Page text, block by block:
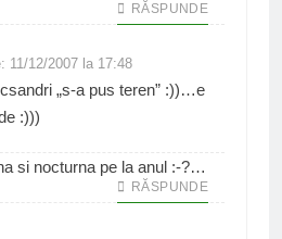
RĂSPUNDE
11/12/2007 la 17:48
„s-a pus teren” :))…e
:)))
si nocturna pe la anul :-?…
RĂSPUNDE